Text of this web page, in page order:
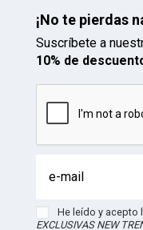
¡No te pierdas
Suscríbete a
10% de
He leído y acepto
EXCLUSIVAS NEW